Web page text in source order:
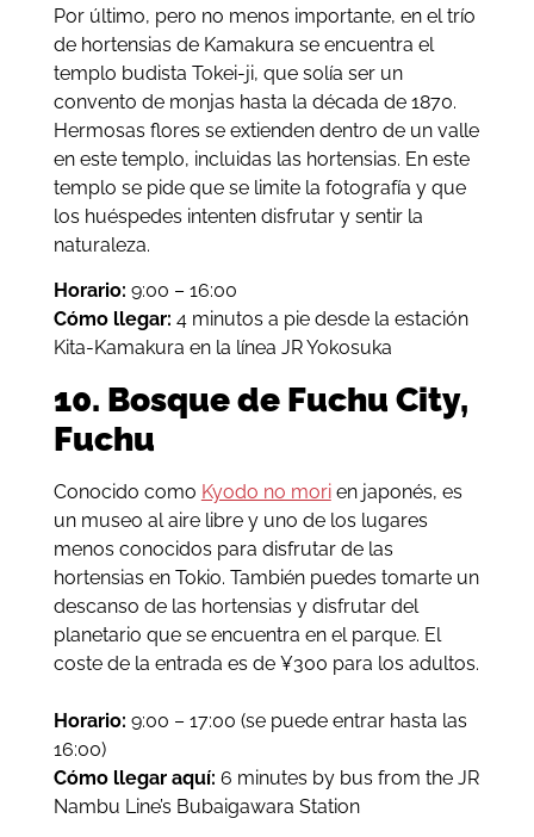
Por último, pero no menos importante, en el trío
de hortensias de Kamakura se encuentra el
templo budista Tokei-ji, que solía ser un
convento de monjas hasta la década de 1870.
Hermosas flores se extienden dentro de un valle
en este templo, incluidas las hortensias. En este
templo se pide que se limite la fotografía y que
los huéspedes intenten disfrutar y sentir la
naturaleza.
Horario: 9:00 – 16:00
Cómo llegar: 4 minutos a pie desde la estación
Kita-Kamakura en la línea JR Yokosuka
10. Bosque de Fuchu City,
Fuchu
Conocido como Kyodo no morien japonés, es
un museo al aire libre y uno de los lugares
menos conocidos para disfrutar de las
hortensias en Tokio. También puedes tomarte un
descanso de las hortensias y disfrutar del
planetario que se encuentra en el parque. El
coste de la entrada es de ¥300 para los adultos.
Horario: 9:00 – 17:00 (se puede entrar hasta las
16:00)
Cómo llegar aquí: 6 minutes by bus from the JR
Nambu Line’s Bubaigawara Station